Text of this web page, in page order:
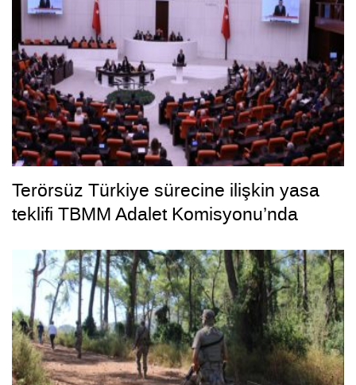
Terörsüz Türkiye sürecine ilişkin yasa
teklifi TBMM Adalet Komisyonu’nda